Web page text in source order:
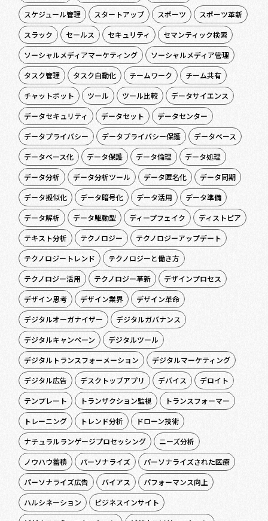
スケジュール管理 スタートアップ スポーツ
スポーツ革新
スラック
セールス セキュリティ
セマンティック検索
ソーシャルメディアマーケティング
ソーシャルメディア管理
タスク管理
タスク自動化 チームワーク
チーム共有
チャットボット
ツール ツール比較
データサイエンス
データセキュリティ
データセット
データセンター
データプライバシー
データプライバシー保護
データベース
データベース化
データ保護 データ倫理
データ処理
データ分析
データ分析ツール データ匿名化
データ同期
データ擬似化
データ暗号化 データ活用
データ準備
データ解析
データ駆動型 ディープフェイク
ディストピア
テキスト分析
テクノロジー
テクノロジーアップデート
テクノロジートレンド
テクノロジーと働き方
テクノロジー活用
テクノロジー革新
デザインプロセス
デザイン思考
デザイン業界
デザイン革命
デジタルオーガナイザー
デジタルガバナンス
デジタルキャンペーン
デジタルツール
デジタルトランスフォーメーション
デジタルマーケティング
デジタル広告
デスクトップアプリ デバイス
デロイト
テンプレート
トランザクション監視
トランスフォーマー
トレーニング
トレンド分析
ドローン技術
ナチュラルランゲージプロセッシング
ニーズ分析
ノウハウ蓄積
パーソナライズ
パーソナライズされた医療
パーソナライズ広告
バイアス
パフォーマンス向上
ハルシネーション
ビジネスインサイト